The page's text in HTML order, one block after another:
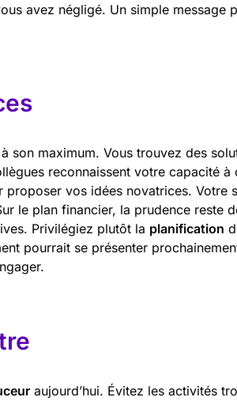
avez négligé. Un simple message
son maximum. Vous trouvez des
reconnaissent votre capacité à
vos idées novatrices. Votre
le plan financier, la prudence reste
Privilégiez plutôt la planification
pourrait se présenter
aujourd’hui. Évitez les activités